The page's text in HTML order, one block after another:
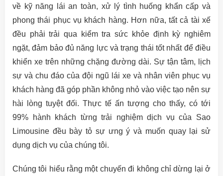
về kỹ năng lái an toàn, xử lý tình huống khẩn cấp và
phong thái phục vụ khách hàng. Hơn nữa, tất cả tài xế
đều phải trải qua kiểm tra sức khỏe định kỳ nghiêm
ngặt, đảm bảo đủ năng lực và trạng thái tốt nhất để điều
khiển xe trên những chặng đường dài. Sự tận tâm, lịch
sự và chu đáo của đội ngũ lái xe và nhân viên phục vụ
khách hàng đã góp phần không nhỏ vào việc tạo nên sự
hài lòng tuyệt đối. Thực tế ấn tượng cho thấy, có tới
99% hành khách từng trải nghiệm dịch vụ của Sao
Limousine đều bày tỏ sự ưng ý và muốn quay lại sử
dụng dịch vụ của chúng tôi.
Chúng tôi hiểu rằng một chuyến đi không chỉ dừng lại ở